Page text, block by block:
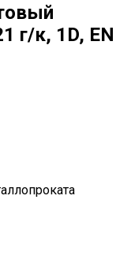
г/к, 1D, EN